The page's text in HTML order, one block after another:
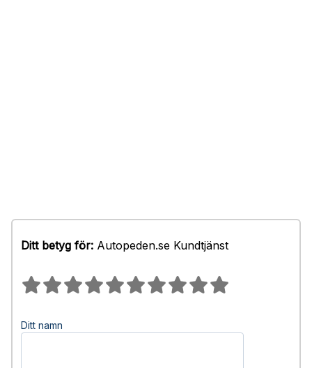
Ditt betyg för: Autopeden.se Kundtjänst
Ditt namn